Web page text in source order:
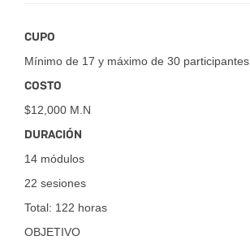
CUPO
Mínimo de 17 y máximo de 30 participantes
COSTO
$12,000 M.N
DURACIÓN
14 módulos
22 sesiones
Total: 122 horas
OBJETIVO